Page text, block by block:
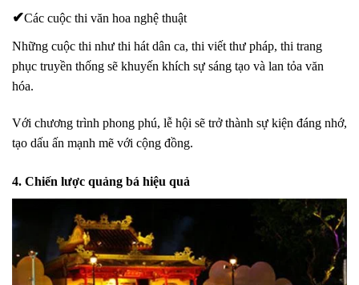
✔Các cuộc thi văn hoa nghệ thuật
Những cuộc thi như thi hát dân ca, thi viết thư pháp, thi trang
phục truyền thống sẽ khuyến khích sự sáng tạo và lan tỏa văn
hóa.
Với chương trình phong phú, lễ hội sẽ trở thành sự kiện đáng nhớ,
tạo dấu ấn mạnh mẽ với cộng đồng.
4. Chiến lược quảng bá hiệu quả